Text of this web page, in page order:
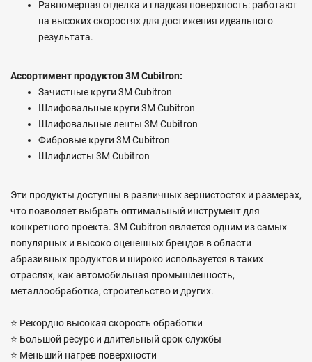
Равномерная отделка и гладкая поверхность: работают
на высоких скоростях для достижения идеального
результата.
Ассортимент продуктов 3M Cubitron:
Зачистные круги 3M Cubitron
Шлифовальные круги 3M Cubitron
Шлифовальные ленты 3M Cubitron
Фибровые круги 3M Cubitron
Шлифлисты 3M Cubitron
Эти продукты доступны в различных зернистостях и размерах,
что позволяет выбрать оптимальный инструмент для
конкретного проекта. 3M Cubitron является одним из самых
популярных и высоко оцененных брендов в области
абразивных продуктов и широко используется в таких
отраслях, как автомобильная промышленность,
металлообработка, строительство и других.
⭐️ Рекордно высокая скорость обработки
⭐️ Большой ресурс и длительный срок службы
⭐️ Меньший нагрев поверхности